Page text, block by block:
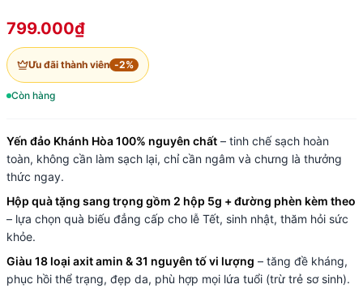
799.000₫
Ưu đãi thành viên -2%
Còn hàng
Yến đảo Khánh Hòa 100% nguyên chất – tinh chế sạch hoàn
toàn, không cần làm sạch lại, chỉ cần ngâm và chưng là thưởng
thức ngay.
Hộp quà tặng sang trọng gồm 2 hộp 5g + đường phèn kèm theo
– lựa chọn quà biếu đẳng cấp cho lễ Tết, sinh nhật, thăm hỏi sức
khỏe.
Giàu 18 loại axit amin & 31 nguyên tố vi lượng – tăng đề kháng,
phục hồi thể trạng, đẹp da, phù hợp mọi lứa tuổi (trừ trẻ sơ sinh).